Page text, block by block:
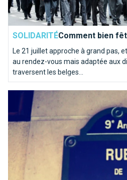
SOLIDARITÉComment bien
Le 21 juillet approche à grand pas,
au rendez-vous mais adaptée aux
traversent les belges...
Paris, c’est Bruxelles : la preuve !